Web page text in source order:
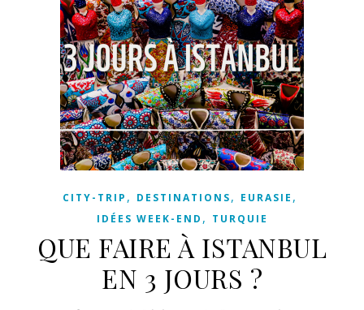
CITY-TRIP , DESTINATIONS, EURASIE ,
IDÉES WEEK-END , TURQUIE
QUE FAIRE À ISTANBUL
EN 3 JOURS ?